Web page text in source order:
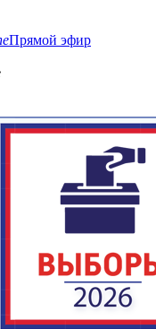
Прямой эфир